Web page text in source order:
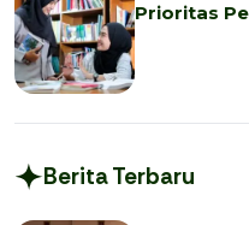
Prioritas
Berita Terbaru